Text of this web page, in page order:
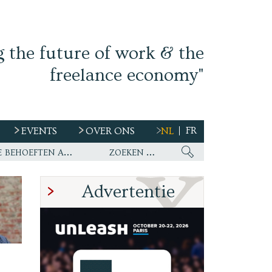
the future of work & the
freelance economy"
EVENTS OVER ONS NL FR
Ework nu wereldwijde partner van WirelessCar’s talentstrategie en toekomstige behoeften aan personeel
Advertentie